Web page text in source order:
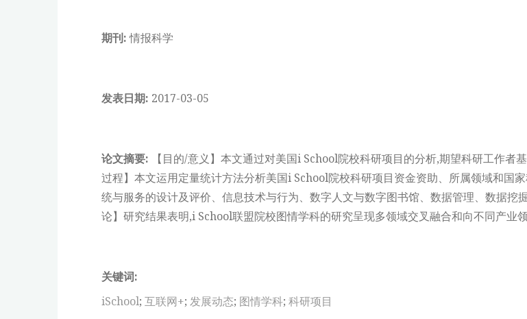
期刊:情报科学
发表日期: 2017-03-05
论文摘要: 【目的/意义】本文通过对美国i School院校科研项目的分析,期望科研工作
过程】本文运用定量统计方法分析美国i School院校科研项目资金资助、所属领域和国
统与服务的设计及评价、信息技术与行为、数字人文与数字图书馆、数据管理、数据
论】研究结果表明,i School联盟院校图情学科的研究呈现多领域交叉融合和向不同产业领
关键词:
iSchool; 互联网+; 发展动态; 图情学科; 科研项目